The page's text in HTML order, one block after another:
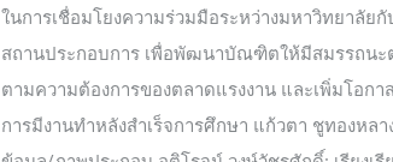
ในการเชื่อมโยงความร่วมมือระหว่างมหาวิทยาลัยกั
สถานประกอบการ เพื่อพัฒนาบัณฑิตให้มีสมรรถนะ
ตามความต้องการของตลาดแรงงาน และเพิ่มโอกา
การมีงานทำหลังสำเร็จการศึกษา แก้วตา ชูทองหลา